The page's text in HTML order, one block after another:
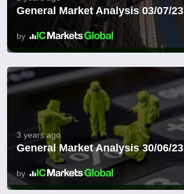
General Market Analysis 03/07/23
by
3 years ago
General Market Analysis 30/06/23
by